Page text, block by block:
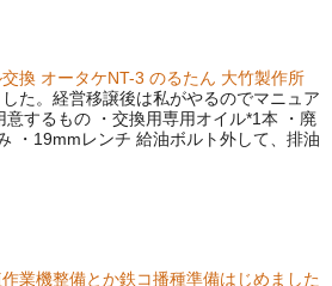
換 オータケNT-3 のるたん 大竹製作所
た。経営移譲後は私がやるのでマニュア
意するもの ・交換用専用オイル*1本 ・廃
・19mmレンチ 給油ボルト外して、排油
業機整備とか鉄コ播種準備はじめました